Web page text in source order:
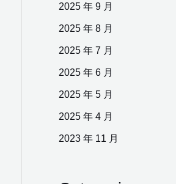
2025 年 9 月
2025 年 8 月
2025 年 7 月
2025 年 6 月
2025 年 5 月
2025 年 4 月
2023 年 11 月